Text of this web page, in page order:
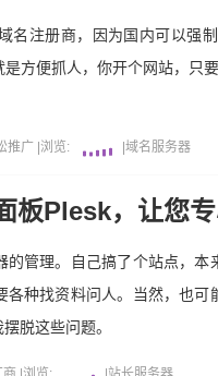
名注册商，因为国内可以强
方便抓人，你开个网站，只
推广 浏览: 域名服务器
板Plesk，让您
管理。自己搞了个站点，
种找资料问人。当然，也
脱这些问题。